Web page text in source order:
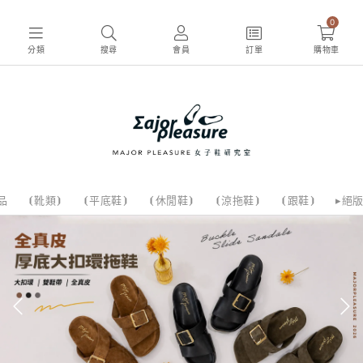
分類 搜尋 會員 訂單
0
購物車
⦗靴類⦘ ⦗平底鞋⦘ ⦗休閒鞋⦘ ⦗涼拖鞋⦘ ⦗跟鞋⦘ ▸絕